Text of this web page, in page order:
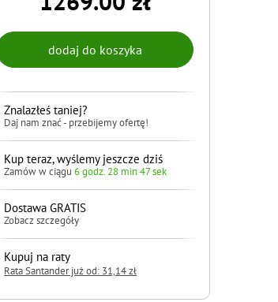
Znalazłeś taniej?
Daj nam znać - przebijemy ofertę!
Kup teraz, wyślemy jeszcze dziś
Zamów w ciągu6 godz. 28 min 45 sek
Dostawa GRATIS
Zobacz szczegóły
Kupuj na raty
Rata Santander już od: 31,14 zł